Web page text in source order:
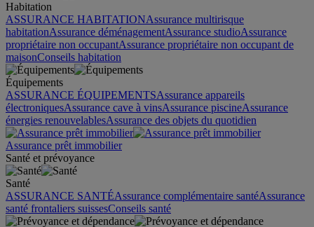
Habitation
ASSURANCE HABITATIONAssurance multirisque
habitationAssurance déménagementAssurance studioAssurance
propriétaire non occupantAssurance propriétaire non occupant de
maisonConseils habitation
Équipements
ASSURANCE ÉQUIPEMENTSAssurance appareils
électroniquesAssurance cave à vinsAssurance piscineAssurance
énergies renouvelablesAssurance des objets du quotidien
Assurance prêt immobilier
Santé et prévoyance
Santé
ASSURANCE SANTÉAssurance complémentaire santéAssurance
santé frontaliers suissesConseils santé